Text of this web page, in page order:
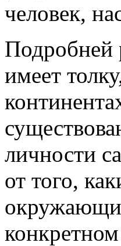
человек,
Подробней
имеет
личности
от того,